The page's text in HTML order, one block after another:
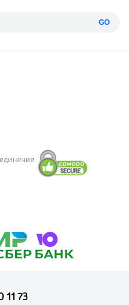
GO
11 73